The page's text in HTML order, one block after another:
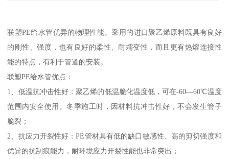
联塑PE给水管优异的物理性能。采用的进口聚乙烯原料既具有良好
的刚性、强度，也有良好的柔性、耐蠕变性，而且更有热熔连接性
能的特点，有利于管道的安装。
联塑PE给水管优点：
1、低温抗冲击性好：聚乙烯的低温脆化温度低，可在-60—60℃温度
范围内安全使用。冬季施工时，因材料抗冲击性好，不会发生管子
脆裂；
2、抗应力开裂性好：PE管材具有低的缺口敏感性、高的剪切强度和
优异的抗刮痕能力，耐环境应力开裂性能也非常突出；